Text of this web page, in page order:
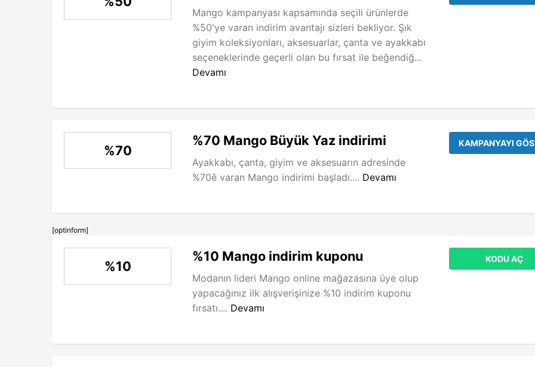
Mango kampanyası kapsamında seçili ürünlerde
%50'ye varan indirim avantajı sizleri bekliyor. Şık
giyim koleksiyonları, aksesuarlar, çanta ve ayakkabı
seçeneklerinde geçerli olan bu fırsat ile beğendiğ...
Devamı
%70
%70 Mango Büyük Yaz indirimi
Ayakkabı, çanta, giyim ve aksesuarın adresinde
%70ê varan Mango indirimi başladı.... Devamı
KAMPANYAYI
[optinform]
%10
%10 Mango indirim kuponu
Modanın lideri Mango online mağazasına üye olup
yapacağınız ilk alışverişinize %10 indirim kuponu
fırsatı.... Devamı
KODU AÇ